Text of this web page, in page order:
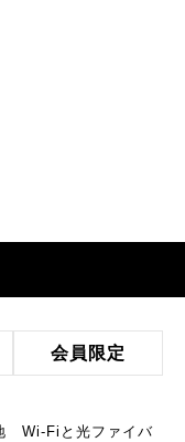
会員限定
Wi-Fiと光ファイバ